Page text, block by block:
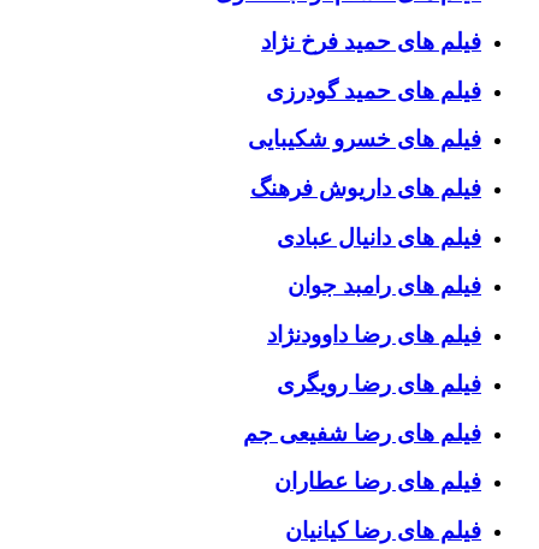
فیلم های حمید فرخ نژاد
فیلم های حمید گودرزی
فیلم های خسرو شکیبایی
فیلم های داریوش فرهنگ
فیلم های دانیال عبادی
فیلم های رامبد جوان
فیلم های رضا داوودنژاد
فیلم های رضا رویگری
فیلم های رضا شفیعی جم
فیلم های رضا عطاران
فیلم های رضا کیانیان